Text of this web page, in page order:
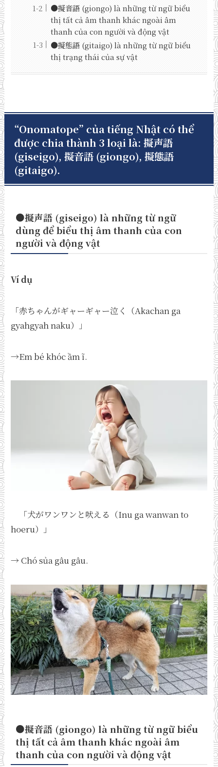
●擬音語 (giongo) là những từ ngữ biểu
thị tất cả âm thanh khác ngoài âm
thanh của con người và động vật
●擬態語 (gitaigo) là những từ ngữ biểu
thị trạng thái của sự vật
“Onomatope” của tiếng Nhật có thể
được chia thành 3 loại là: 擬声語
(giseigo), 擬音語 (giongo), 擬態語
(gitaigo).
●擬声語 (giseigo) là những từ ngữ
dùng để biểu thị âm thanh của con
người và động vật
Ví dụ
「赤ちゃんがギャーギャー泣く（Akachan ga
gyahgyah naku）」
→Em bé khóc ầm ĩ.
「犬がワンワンと吠える（Inu ga wanwan to
hoeru）」
→ Chó sủa gâu gâu.
●擬音語 (giongo) là những từ ngữ biểu
thị tất cả âm thanh khác ngoài âm
thanh của con người và động vật